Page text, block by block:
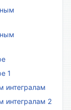
1
интегралам
интегралам 2